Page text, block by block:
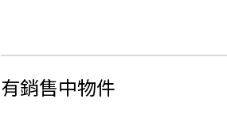
有銷售中物件